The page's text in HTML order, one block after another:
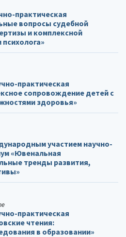
практическая
вопросы судебной
и комплексной
практическая
сопровождение детей с
здоровья»
участием научно-
«Ювенальная
тренды развития,
практическая
чтения:
в образовании»